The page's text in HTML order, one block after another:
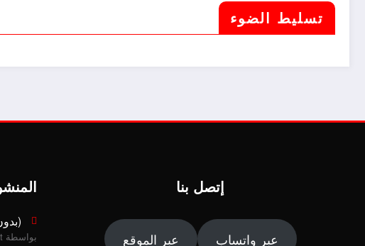
تسليط الضوء
إتصل بنا
عبر واتساب عبر الموقع
بواسطة abdellatif aswat